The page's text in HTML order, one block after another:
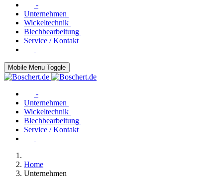
-
Unternehmen
Wickeltechnik
Blechbearbeitung
Service / Kontakt
Mobile Menu Toggle
-
Unternehmen
Wickeltechnik
Blechbearbeitung
Service / Kontakt
Home
Unternehmen